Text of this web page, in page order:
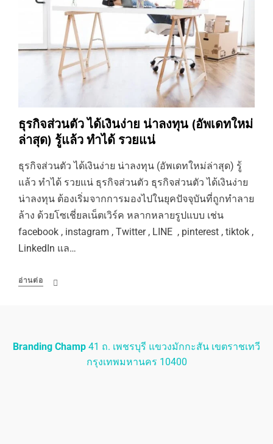
ธุรกิจส่วนตัว ได้เงินง่าย น่าลงทุน (อัพเดทใหม่
ล่าสุด) รู้แล้ว ทำได้ รวยแน่
ธุรกิจส่วนตัว ได้เงินง่าย น่าลงทุน (อัพเดทใหม่ล่าสุด) รู้
แล้ว ทำได้ รวยแน่ ธุรกิจส่วนตัว ธุรกิจส่วนตัว ได้เงินง่าย
น่าลงทุน ต้องเริ่มจากการมองไปในยุคปัจจุบันที่ถูกทำลาย
ล้าง ด้วยโซเชี่ยลเน็ตเวิร์ค หลากหลายรูปแบบ เช่น
facebook , instagram , Twitter , LINE , pinterest , tiktok ,
LinkedIn แล…
อ่านต่อ
Branding Champ 41 ถ. เพชรบุรี แขวงมักกะสัน เขตราชเทวี
กรุงเทพมหานคร 10400